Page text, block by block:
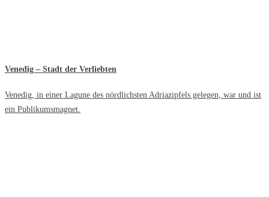
Venedig – Stadt der Verliebten
Venedig, in einer Lagune des nördlichsten Adriazipfels gelegen, war und ist
ein Publikumsmagnet.